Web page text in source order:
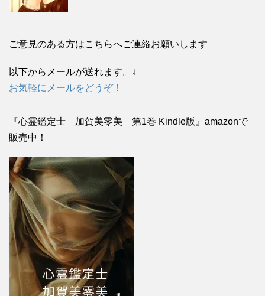
ご意見のある方はこちらへご連絡お願いします
以下からメールが送れます。↓
お気軽にメールをどうぞ！
『心霊鑑定士 加賀美零美 第1巻 Kindle版』amazonで
販売中！